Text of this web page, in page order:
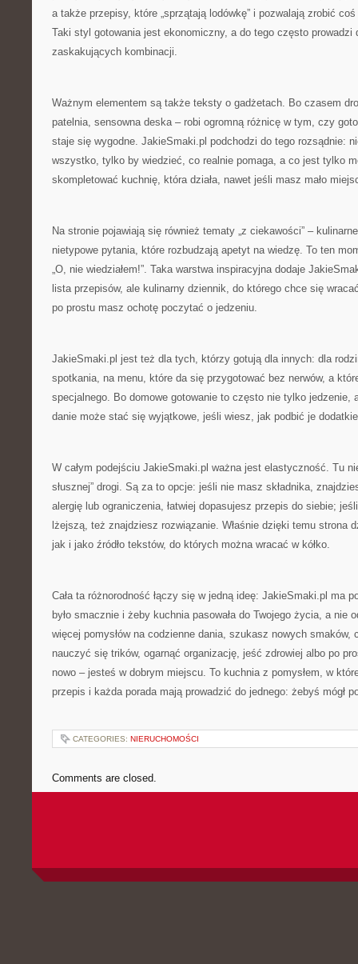
a także przepisy, które „sprzątają lodówkę” i pozwalają zrobić
Taki styl gotowania jest ekonomiczny, a do tego często prowadzi
zaskakujących kombinacji.
Ważnym elementem są także teksty o gadżetach. Bo czasem
patelnia, sensowna deska – robi ogromną różnicę w tym, czy
staje się wygodne. JakieSmaki.pl podchodzi do tego rozsądnie:
wszystko, tylko by wiedzieć, co realnie pomaga, a co jest tylko
skompletować kuchnię, która działa, nawet jeśli masz mało
Na stronie pojawiają się również tematy „z ciekawości” –
nietypowe pytania, które rozbudzają apetyt na wiedzę. To ten
„O, nie wiedziałem!”. Taka warstwa inspiracyjna dodaje
lista przepisów, ale kulinarny dziennik, do którego chce się
po prostu masz ochotę poczytać o jedzeniu.
JakieSmaki.pl jest też dla tych, którzy gotują dla innych: dla
spotkania, na menu, które da się przygotować bez nerwów, a
specjalnego. Bo domowe gotowanie to często nie tylko jedzenie,
danie może stać się wyjątkowe, jeśli wiesz, jak podbić je
W całym podejściu JakieSmaki.pl ważna jest elastyczność. Tu
słusznej” drogi. Są za to opcje: jeśli nie masz składnika,
alergię lub ograniczenia, łatwiej dopasujesz przepis do siebie;
lżejszą, też znajdziesz rozwiązanie. Właśnie dzięki temu strona
jak i jako źródło tekstów, do których można wracać w kółko.
Cała ta różnorodność łączy się w jedną ideę: JakieSmaki.pl ma
było smacznie i żeby kuchnia pasowała do Twojego życia, a nie
więcej pomysłów na codzienne dania, szukasz nowych
nauczyć się trików, ogarnąć organizację, jeść zdrowiej albo po
nowo – jesteś w dobrym miejscu. To kuchnia z pomysłem, w
przepis i każda porada mają prowadzić do jednego: żebyś mógł
CATEGORIES: NIERUCHOMOŚCI
Comments are closed.